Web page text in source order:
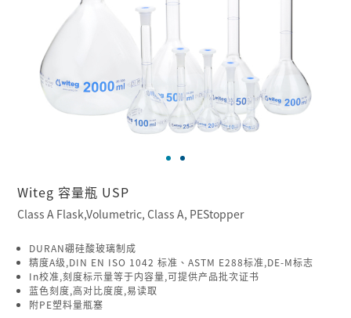
Witeg 容量瓶 USP
Class A Flask,Volumetric, Class A, PEStopper
DURAN硼硅酸玻璃制成
精度A级,DIN EN ISO 1042 标准、ASTM E288标准,DE-M标志
In校准,刻度标示量等于内容量,可提供产品批次证书
蓝色刻度,高对比度度,易读取
附PE塑料量瓶塞